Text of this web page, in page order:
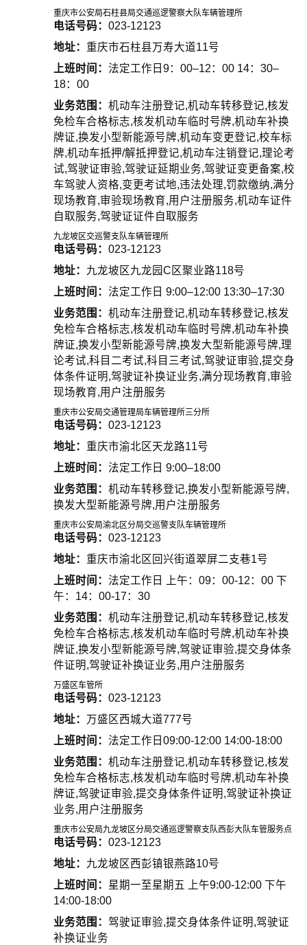
重庆市公安局石柱县局交通巡逻警察大队车辆管理所
电话号码： 023-12123
地址： 重庆市石柱县万寿大道11号
上班时间： 法定工作日9：00–12：00 14：30–
18：00
业务范围： 机动车注册登记,机动车转移登记,核发
免检车合格标志,核发机动车临时号牌,机动车补换
牌证,换发小型新能源号牌,机动车变更登记,校车标
牌,机动车抵押/解抵押登记,机动车注销登记,理论考
试,驾驶证审验,驾驶证延期业务,驾驶证变更备案,校
车驾驶人资格,变更考试地,违法处理,罚款缴纳,满分
现场教育,审验现场教育,用户注册服务,机动车证件
自取服务,驾驶证证件自取服务
九龙坡区交巡警支队车辆管理所
电话号码： 023-12123
地址： 九龙坡区九龙园C区聚业路118号
上班时间： 法定工作日 9:00–12:00 13:30–17:30
业务范围： 机动车注册登记,机动车转移登记,核发
免检车合格标志,核发机动车临时号牌,机动车补换
牌证,换发小型新能源号牌,换发大型新能源号牌,理
论考试,科目二考试,科目三考试,驾驶证审验,提交身
体条件证明,驾驶证补换证业务,满分现场教育,审验
现场教育,用户注册服务
重庆市公安局交通管理局车辆管理所三分所
电话号码： 023-12123
地址： 重庆市渝北区天龙路11号
上班时间： 法定工作日 9:00–18:00
业务范围： 机动车转移登记,换发小型新能源号牌,
换发大型新能源号牌,用户注册服务
重庆市公安局渝北区分局交巡警支队车辆管理所
电话号码： 023-12123
地址： 重庆市渝北区回兴街道翠屏二支巷1号
上班时间： 法定工作日 上午：09：00-12：00 下
午：14：00-17：30
业务范围： 机动车注册登记,机动车转移登记,核发
免检车合格标志,核发机动车临时号牌,机动车补换
牌证,换发小型新能源号牌,驾驶证审验,提交身体条
件证明,驾驶证补换证业务,用户注册服务
万盛区车管所
电话号码： 023-12123
地址： 万盛区西城大道777号
上班时间： 法定工作日09:00-12:00 14:00-18:00
业务范围： 机动车注册登记,机动车转移登记,核发
免检车合格标志,核发机动车临时号牌,机动车补换
牌证,驾驶证审验,提交身体条件证明,驾驶证补换证
业务,用户注册服务
重庆市公安局九龙坡区分局交通巡逻警察支队西彭大队车管服务点
电话号码： 023-12123
地址： 九龙坡区西彭镇银燕路10号
上班时间： 星期一至星期五 上午9:00-12:00 下午
14:00-18:00
业务范围： 驾驶证审验,提交身体条件证明,驾驶证
补换证业务